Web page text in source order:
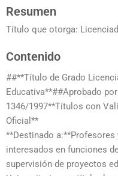
Resumen
Título que otorga:
Contenido
##**Título de Grado
Educativa**##Aprobado
1346/1997**Títulos con
Oficial**
**Destinado
interesados en funciones
supervisión de proyectos